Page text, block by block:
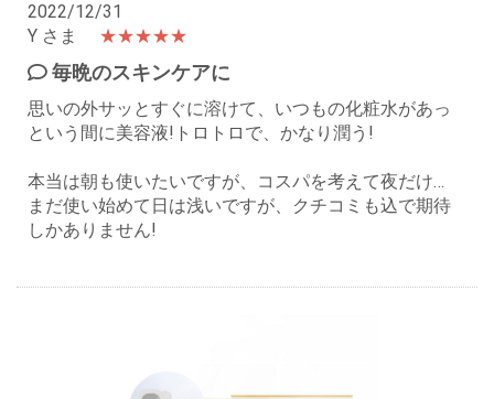
2022/12/31
Y さま
★★★★★
毎晩のスキンケアに
思いの外サッとすぐに溶けて、いつもの化粧水があっ
という間に美容液!トロトロで、かなり潤う!
本当は朝も使いたいですが、コスパを考えて夜だけ…
まだ使い始めて日は浅いですが、クチコミも込で期待
しかありません!